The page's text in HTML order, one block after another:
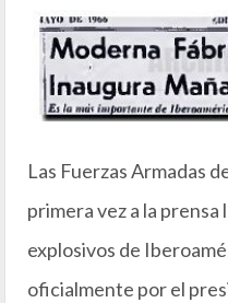
Las Fuerzas Armadas
primera vez a la
explosivos de
oficialmente por el